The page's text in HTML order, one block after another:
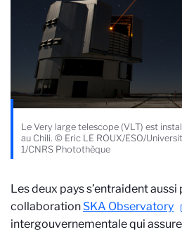
Le Very large telescope (VLT) est
au Chili. © Eric LE ROUX/ESO/
1/CNRS Photothèque
Les deux pays s’entraident
collaboration SKA Observatory
intergouvernementale qui